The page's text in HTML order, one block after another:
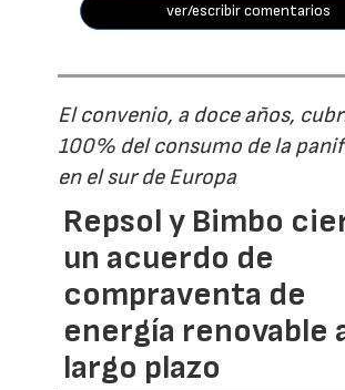
ver/escribir comentarios
El convenio, a doce años,
100% del consumo de la
en el sur de Europa
Repsol y Bimbo
un acuerdo de
compraventa de
energía renovable
largo plazo